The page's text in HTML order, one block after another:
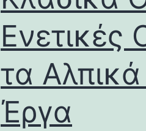
Ενετικές
τα
Έργα